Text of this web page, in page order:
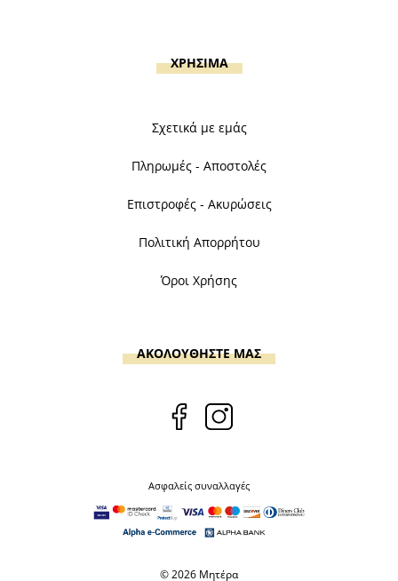
ΧΡΗΣΙΜΑ
Σχετικά με εμάς
Πληρωμές - Αποστολές
Επιστροφές - Ακυρώσεις
Πολιτική Απορρήτου
Όροι Χρήσης
ΑΚΟΛΟΥΘΗΣΤΕ ΜΑΣ
Ασφαλείς συναλλαγές
© 2026 Μητέρα